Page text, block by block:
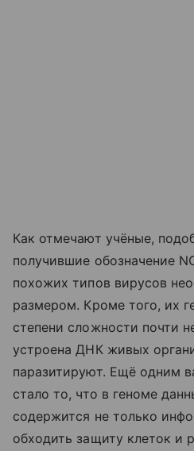
Как отмечают учёные,
получившие обозначение
похожих типов вирусов
размером. Кроме того, их
степени сложности почти
устроена ДНК живых
паразитируют. Ещё одним
стало то, что в геноме
содержится не только
обходить защиту клеток и